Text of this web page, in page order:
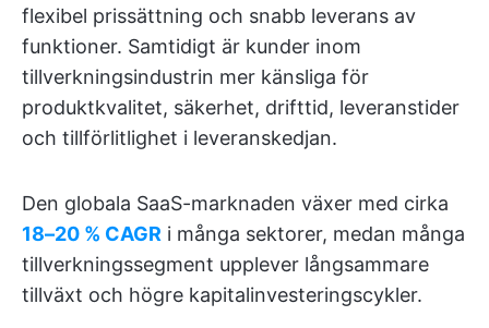
flexibel prissättning och snabb leverans av
funktioner. Samtidigt är kunder inom
tillverkningsindustrin mer känsliga för
produktkvalitet, säkerhet, drifttid, leveranstider
och tillförlitlighet i leveranskedjan.
Den globala SaaS-marknaden växer med cirka
18–20 % CAGR i många sektorer, medan många
tillverkningssegment upplever långsammare
tillväxt och högre kapitalinvesteringscykler.